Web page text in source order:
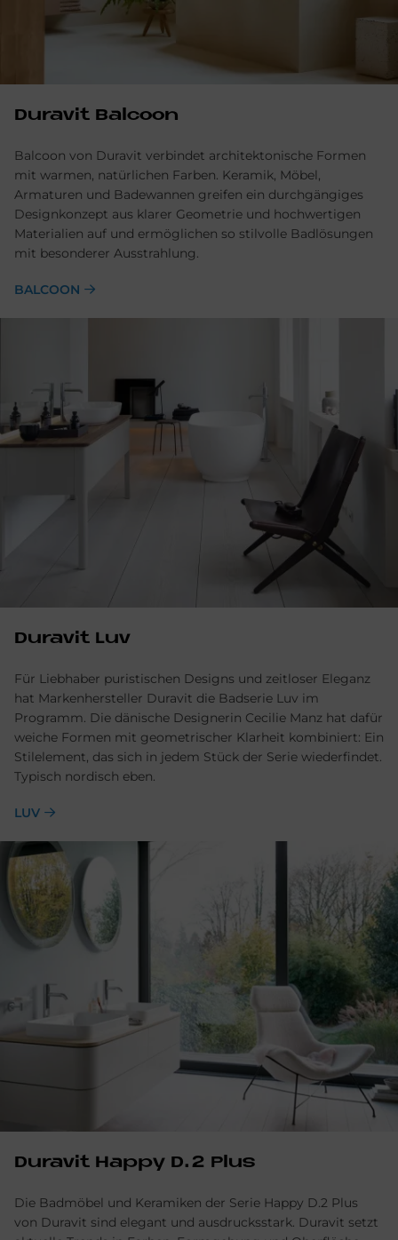
Du­ra­vit Bal­coon
Balcoon von Duravit verbindet architektonische Formen
mit warmen, natürlichen Farben. Keramik, Möbel,
Armaturen und Badewannen greifen ein durchgängiges
Designkonzept aus klarer Geometrie und hochwertigen
Materialien auf und ermöglichen so stilvolle Badlösungen
mit besonderer Ausstrahlung.
BALCOON
Du­ra­vit Luv
Für Liebhaber puristischen Designs und zeitloser Eleganz
hat Markenhersteller Duravit die Badserie Luv im
Programm. Die dänische Designerin Cecilie Manz hat dafür
weiche Formen mit geometrischer Klarheit kombiniert: Ein
Stilelement, das sich in jedem Stück der Serie wiederfindet.
Typisch nordisch eben.
LUV
Du­ra­vit Hap­py D.2 Plus
Die Badmöbel und Keramiken der Serie Happy D.2 Plus
von Duravit sind elegant und ausdrucksstark. Duravit setzt